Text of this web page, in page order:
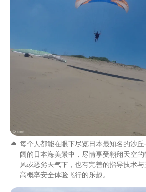
每个人都能在眼下尽览日本最知名的沙
阔的日本海美景中，尽情享受翱翔天空
风或恶劣天气下，也有完善的指导技术
高概率安全体验飞行的乐趣。